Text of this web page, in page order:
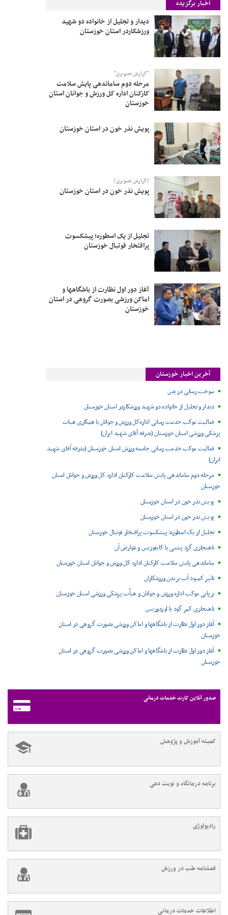
اخبار برگزیده
دیدار و تجلیل از خانواده دو شهید
ورزشکاردر استان خوزستان
"گزارش تصویری"
مرحله دوم ساماندهی پایش سلامت
کارکنان اداره کل ورزش و جوانان استان
خوزستان
پویش نذر خون در استان خوزستان
/گزارش تصویری/
پویش نذر خون در استان خوزستان
تجلیل از یک اسطوره؛ پیشکسوت
پرافتخار فوتبال خوزستان
آغاز دور اول نظارت از باشگاهها و
اماکن ورزشی بصورت گروهی در استان
خوزستان
آخرین اخبار خوزستان
سوخت رسانی در بدن
دیدار و تجلیل از خانواده دو شهید ورزشکاردر استان خوزستان
فعالیت موکب خدمت رسانی اداره‌کل ورزش و جوانان با همکاری هیات
پزشکی ورزشی استان خوزستان (بدرقه آقای شهید ایران)
فعالیت موکب خدمت رسانی جامعه ورزش استان خوزستان (بدرقه آقای شهید
ایران)
مرحله دوم ساماندهی پایش سلامت کارکنان اداره کل ورزش و جوانان استان
خوزستان
پویش نذر خون در استان خوزستان
پویش نذر خون در استان خوزستان
تجلیل از یک اسطوره؛ پیشکسوت پرافتخار فوتبال خوزستان
ناهنجاری گرد پشتی یا کایفوزیس و عوارض آن
ساماندهی پایش سلامت کارکنان اداره کل ورزش و جوانان استان خوزستان
تاثیر کمبود آب بر بدن ورزشکاران
برپایی موکب اداره ورزش و جوانان و هیأت پزشکی ورزشی استان خوزستان
ناهنجاری کمر گود یا لوردوزیس
آغاز دور اول نظارت از باشگاهها و اماکن ورزشی بصورت گروهی در استان
خوزستان
آغاز دور اول نظارت از باشگاهها و اماکن ورزشی بصورت گروهی در استان
خوزستان
صدور آنلاین کارت خدمات درمانی
کمیته آموزش و پژوهش
برنامه درمانگاه و نوبت دهی
رادیولوژی
فصلنامه طب در ورزش
اطلاعات خدمات درمانی